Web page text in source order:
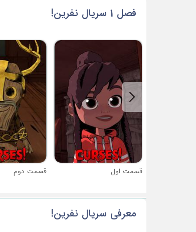
فصل 1 سریال نفرین!
قسمت اول قسمت دوم
معرفی سریال نفرین!